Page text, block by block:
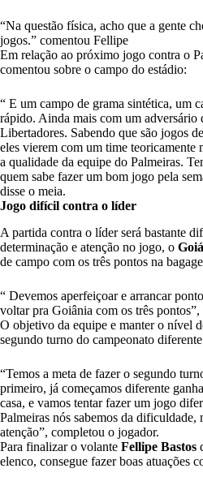
“Na questão física, acho que a gente
jogos.” comentou Fellipe
Em relação ao próximo jogo contra o
comentou sobre o campo do estádio:
“ E um campo de grama sintética, um
rápido. Ainda mais com um adversário
Libertadores. Sabendo que são jogos
eles vierem com um time teoricamente
a qualidade da equipe do Palmeiras.
quem sabe fazer um bom jogo pela
disse o meia.
Jogo difícil contra o líder
A partida contra o líder será bastante
determinação e atenção no jogo, o
de campo com os três pontos na
“ Devemos aperfeiçoar e arrancar
voltar pra Goiânia com os três pontos”,
O objetivo da equipe e manter o nível
segundo turno do campeonato
“Temos a meta de fazer o segundo
primeiro, já começamos diferente
casa, e vamos tentar fazer um jogo
Palmeiras nós sabemos da dificuldade,
atenção”, completou o jogador.
Para finalizar o volante Fellipe Bastos
elenco, consegue fazer boas atuações